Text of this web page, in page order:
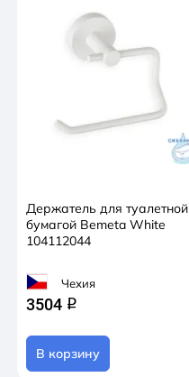
Держатель для туалетной
бумагой Bemeta White
104112044
Чехия
3504 q
В корзину